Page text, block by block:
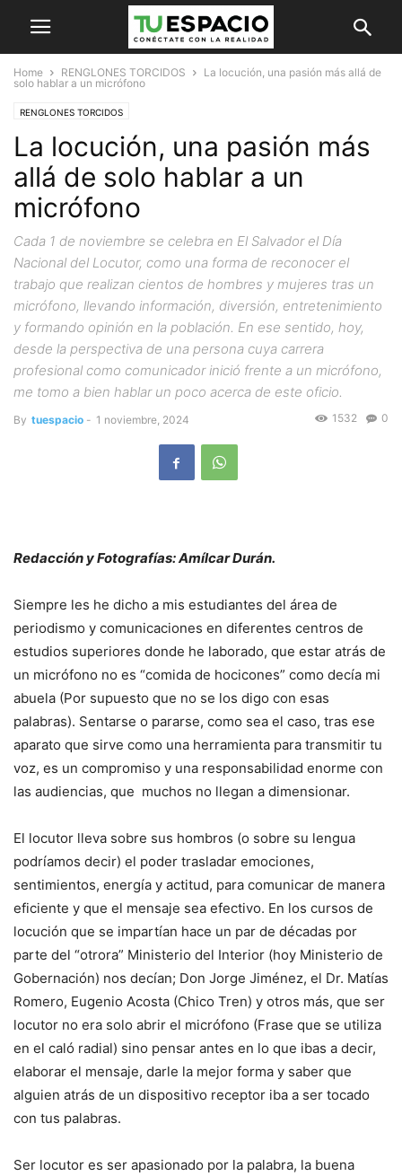
Home RENGLONES TORCIDOS
La locución, una pasión más allá de
solo hablar a un micrófono
RENGLONES TORCIDOS
La locución, una pasión más
allá de solo hablar a un
micrófono
Cada 1 de noviembre se celebra en El Salvador el Día
Nacional del Locutor, como una forma de reconocer el
trabajo que realizan cientos de hombres y mujeres tras un
micrófono, llevando información, diversión, entretenimiento
y formando opinión en la población. En ese sentido, hoy,
desde la perspectiva de una persona cuya carrera
profesional como comunicador inició frente a un micrófono,
me tomo a bien hablar un poco acerca de este oficio.
By tuespacio - 1 noviembre, 2024 0
1532
Redacción y Fotografías: Amílcar Durán.
Siempre les he dicho a mis estudiantes del área de
periodismo y comunicaciones en diferentes centros de
estudios superiores donde he laborado, que estar atrás de
un micrófono no es “comida de hocicones” como decía mi
abuela (Por supuesto que no se los digo con esas
palabras). Sentarse o pararse, como sea el caso, tras ese
aparato que sirve como una herramienta para transmitir tu
voz, es un compromiso y una responsabilidad enorme con
las audiencias, que muchos no llegan a dimensionar.
El locutor lleva sobre sus hombros (o sobre su lengua
podríamos decir) el poder trasladar emociones,
sentimientos, energía y actitud, para comunicar de manera
eficiente y que el mensaje sea efectivo. En los cursos de
locución que se impartían hace un par de décadas por
parte del “otrora” Ministerio del Interior (hoy Ministerio de
Gobernación) nos decían; Don Jorge Jiménez, el Dr. Matías
Romero, Eugenio Acosta (Chico Tren) y otros más, que ser
locutor no era solo abrir el micrófono (Frase que se utiliza
en el caló radial) sino pensar antes en lo que ibas a decir,
elaborar el mensaje, darle la mejor forma y saber que
alguien atrás de un dispositivo receptor iba a ser tocado
con tus palabras.
Ser locutor es ser apasionado por la palabra, la buena